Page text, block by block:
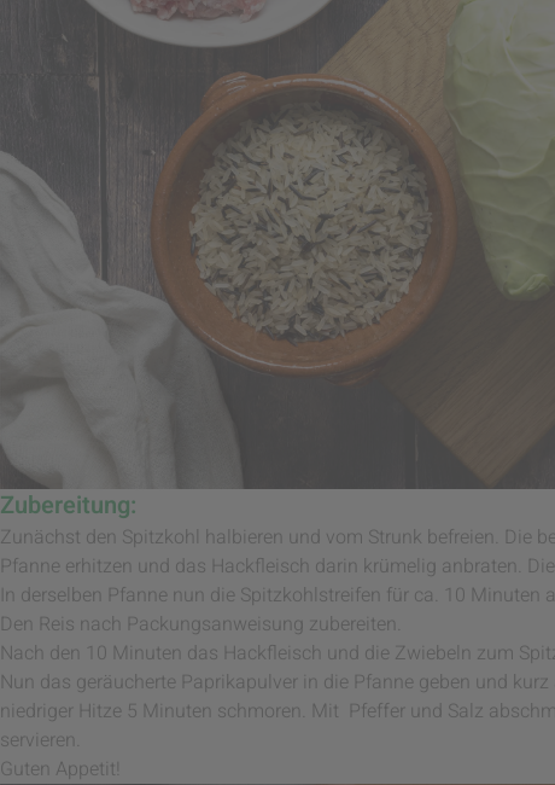
Zubereitung:
Zunächst den Spitzkohl halbieren und vom Strunk befreien. Die
Pfanne erhitzen und das Hackfleisch darin krümelig anbraten.
In derselben Pfanne nun die Spitzkohlstreifen für ca. 10
Den Reis nach Packungsanweisung zubereiten.
Nach den 10 Minuten das Hackfleisch und die Zwiebeln zum
Nun das geräucherte Paprikapulver in die Pfanne geben und
niedriger Hitze 5 Minuten schmoren. Mit Pfeffer und Salz
servieren.
Guten Appetit!